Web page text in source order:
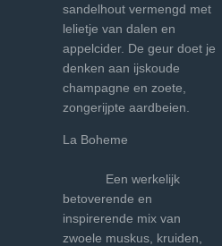
sandelhout vermengd met
lelietje van dalen en
appelcider. De geur doet je
denken aan ijskoude
champagne en zoete,
zongerijpte aardbeien.
La Boheme
Een werkelijk
betoverende en
inspirerende mix van
zwoele muskus, kruiden,